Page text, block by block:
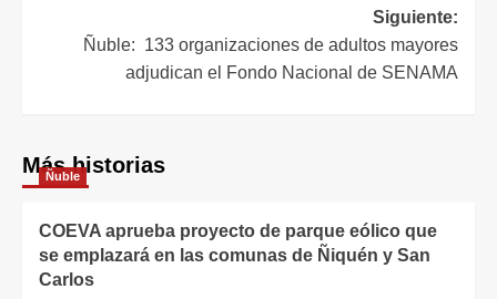
Siguiente:
Ñuble: 133 organizaciones de adultos mayores
adjudican el Fondo Nacional de SENAMA
Más historias
Ñuble
COEVA aprueba proyecto de parque eólico que
se emplazará en las comunas de Ñiquén y San
Carlos